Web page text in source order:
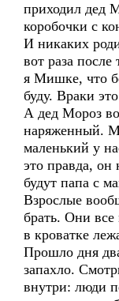
приходил дед
коробочки с
И никаких
вот раза после
я Мишке, что
буду. Враки
А дед Мороз
наряженный.
маленький у
это правда,
будут папа с
Взрослые
брать. Они все
в кроватке
Прошло дня
запахло.
внутри: люди